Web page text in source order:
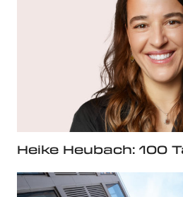
Heike Heubach: 100